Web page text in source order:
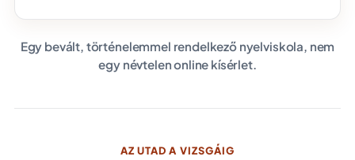
Egy bevált, történelemmel rendelkező nyelviskola, nem
egy névtelen online kísérlet.
AZ UTAD A VIZSGÁIG